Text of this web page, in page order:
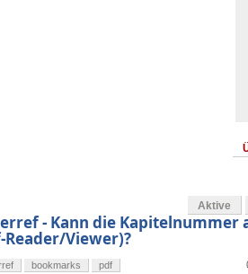
Aktive
- Kann die Kapitelnummer
Reader/Viewer)?
bookmarks pdf